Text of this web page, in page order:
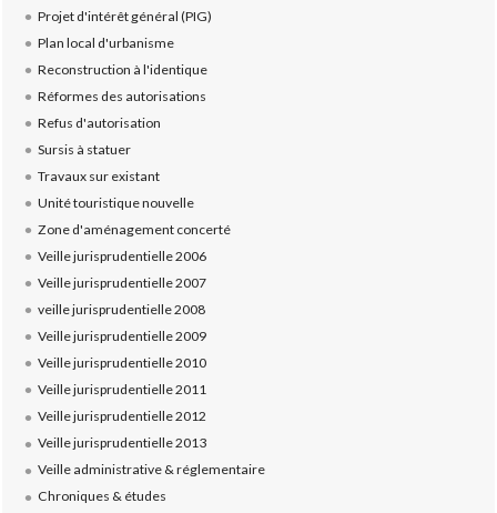
Projet d'intérêt général (PIG)
Plan local d'urbanisme
Reconstruction à l'identique
Réformes des autorisations
Refus d'autorisation
Sursis à statuer
Travaux sur existant
Unité touristique nouvelle
Zone d'aménagement concerté
Veille jurisprudentielle 2006
Veille jurisprudentielle 2007
veille jurisprudentielle 2008
Veille jurisprudentielle 2009
Veille jurisprudentielle 2010
Veille jurisprudentielle 2011
Veille jurisprudentielle 2012
Veille jurisprudentielle 2013
Veille administrative & réglementaire
Chroniques & études